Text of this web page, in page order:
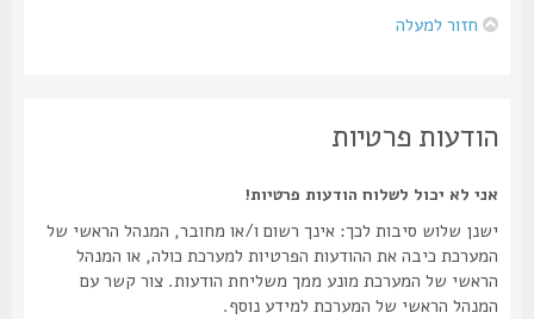
חזור למעלה
הודעות פרטיות
אני לא יכול לשלוח הודעות פרטיות!
ישנן שלוש סיבות לכך: אינך רשום ו/או מחובר, המנהל הראשי של
המערכת כיבה את ההודעות הפרטיות למערכת כולה, או המנהל
הראשי של המערכת מונע ממך משליחת הודעות. צור קשר עם
המנהל הראשי של המערכת למידע נוסף.